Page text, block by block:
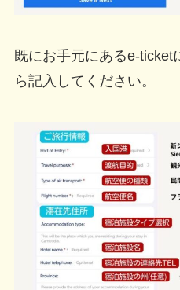
既にお手元にあるe-ticket
ら記入してください。